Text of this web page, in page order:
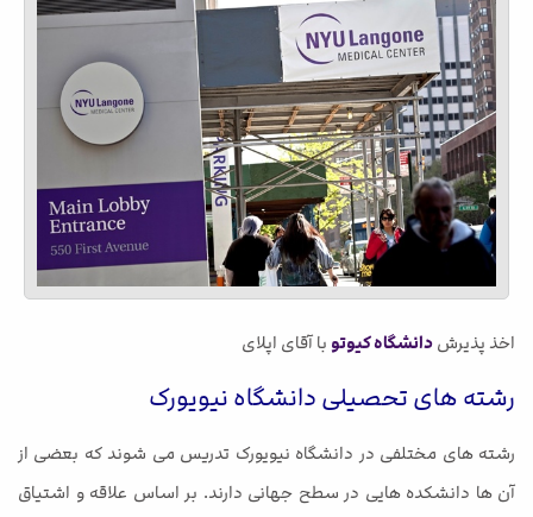
اخذ پذیرشدانشگاه کیوتو با آقای اپلای
رشته های تحصیلی دانشگاه نیویورک
رشته های مختلفی در دانشگاه نیویورک تدریس می شوند که بعضی از
آن ها دانشکده هایی در سطح جهانی دارند. بر اساس علاقه و اشتیاق